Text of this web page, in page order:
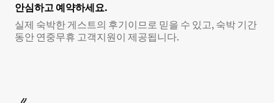
안심하고 예약하세요.
실제 숙박한 게스트의 후기이므로 믿을 수 있고, 숙박 기간
동안 연중무휴 고객지원이 제공됩니다.